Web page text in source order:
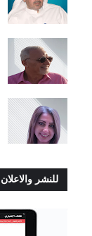
للنشر والاعلان